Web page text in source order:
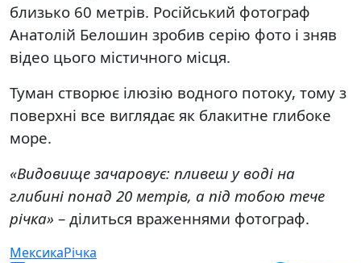
близько 60 метрів. Російський фотограф
Анатолій Белошин зробив серію фото і зняв
відео цього містичного місця.
Туман створює ілюзію водного потоку, тому з
поверхні все виглядає як блакитне глибоке
море.
«Видовище зачаровує: пливеш у воді на
глибині понад 20 метрів, а під тобою тече
річка» – ділиться враженнями фотограф.
МексикаРічка